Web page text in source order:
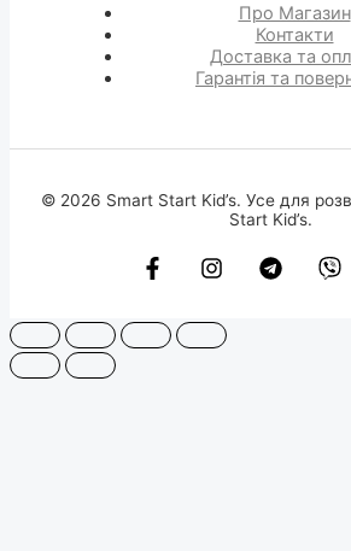
Про Магазин
Контакти
Доставка та
Гарантія та
© 2026 Smart Start Kid’s. Усе для
Start Kid’s.